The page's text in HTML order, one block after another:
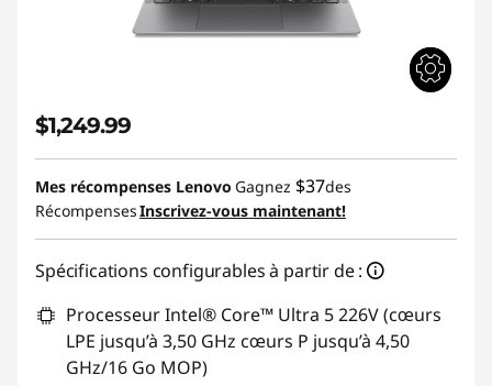
$1,249.99
Mes récompenses Lenovo Gagnez $37des
RécompensesInscrivez-vous maintenant!
Spécifications configurables à partir de :
Processeur Intel® Core™ Ultra 5 226V (cœurs
LPE jusqu’à 3,50 GHz cœurs P jusqu’à 4,50
GHz/16 Go MOP)